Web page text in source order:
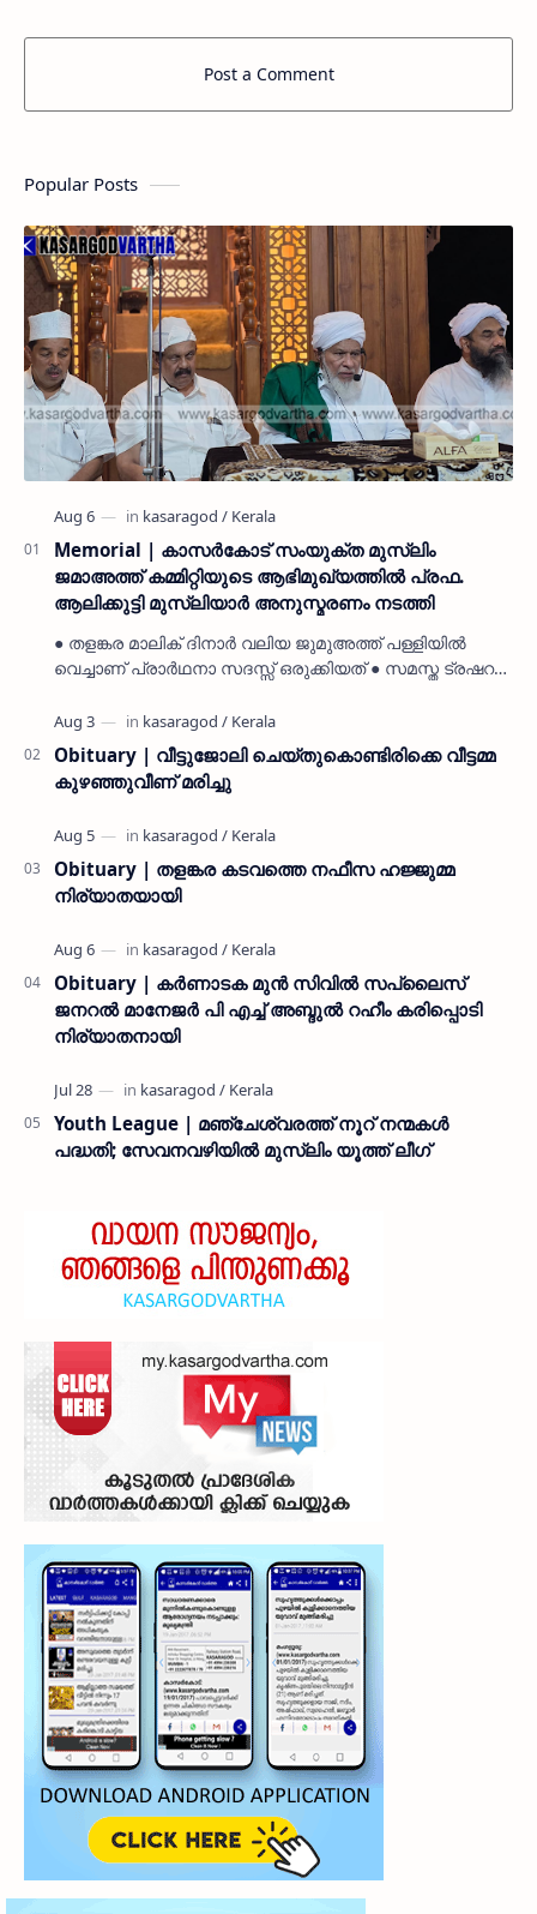
Post a Comment
Popular Posts
Memorial | കാസർകോട് സംയുക്ത മുസ്ലിം
ജമാഅത്ത് കമ്മിറ്റിയുടെ ആഭിമുഖ്യത്തിൽ പ്രഫ.
ആലിക്കുട്ടി മുസ്ലിയാർ അനുസ്മരണം നടത്തി
● തളങ്കര മാലിക് ദിനാർ വലിയ ജുമുഅത്ത് പള്ളിയിൽ
വെച്ചാണ് പ്രാർഥനാ സദസ്സ് ഒരുക്കിയത് ● സമസ്ത ട്രഷറർ
നൽകി കാസ…
Obituary | വീട്ടുജോലി ചെയ്തുകൊണ്ടിരിക്കെ വീട്ടമ്മ
കുഴഞ്ഞുവീണ് മരിച്ചു
Obituary | തളങ്കര കടവത്തെ നഫീസ ഹജ്ജുമ്മ
നിര്യാതയായി
Obituary | കർണാടക മുൻ സിവില്‍ സപ്ലൈസ്
ജനറൽ മാനേജർ പി എച്ച് അബ്ദുൽ റഹീം കരിപ്പൊടി
നിര്യാതനായി
Youth League | മഞ്ചേശ്വരത്ത് നൂറ് നന്മകൾ
പദ്ധതി; സേവനവഴിയിൽ മുസ്ലിം യൂത്ത് ലീഗ്